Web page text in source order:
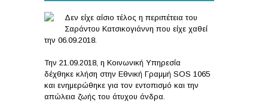
Δεν είχε αίσιο τέλος η περιπέτεια του
Σαράντου Κατσικογιάννη που είχε χαθεί
την 06.09.2018.
Την 21.09.2018, η Κοινωνική Υπηρεσία
δέχθηκε κλήση στην Εθνική Γραμμή SOS 1065
και ενημερώθηκε για τον εντοπισμό και την
απώλεια ζωής του άτυχου άνδρα.